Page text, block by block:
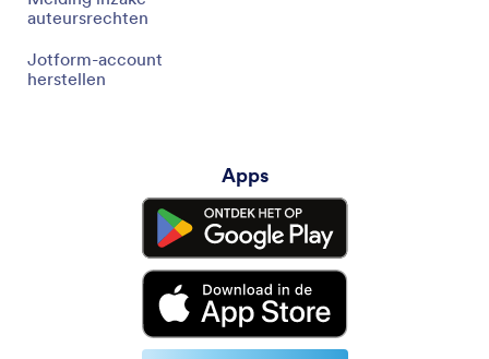
auteursrechten
Jotform-account
herstellen
Apps